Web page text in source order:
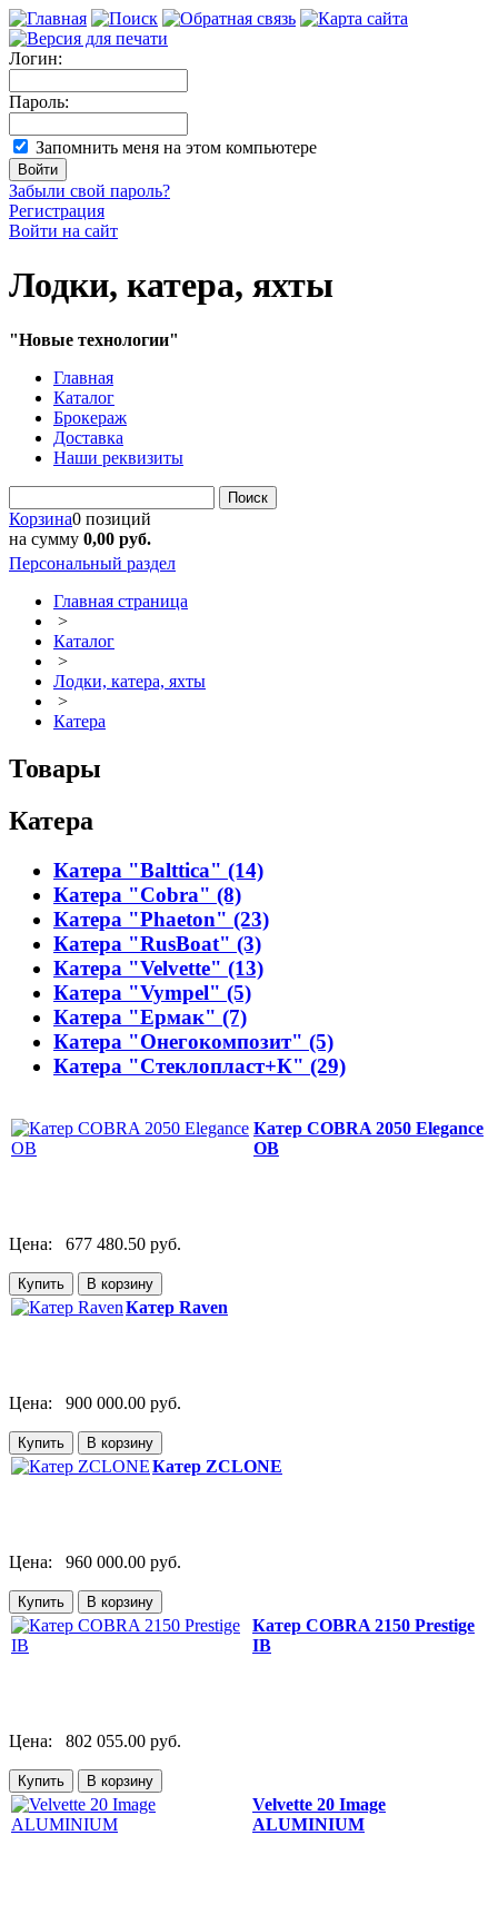
Логин:
Пароль:
Запомнить меня на этом компьютере
Забыли свой пароль?
Регистрация
Войти на сайт
Лодки, катера, яхты
"Новые технологии"
Главная
Каталог
Брокераж
Доставка
Наши реквизиты
Поиск
Корзина0 позиций
на сумму 0,00 руб.
Персональный раздел
Главная страница
>
Каталог
>
Лодки, катера, яхты
>
Катера
Товары
Катера
Катера "Balttica" (14)
Катера "Cobra" (8)
Катера "Phaeton" (23)
Катера "RusBoat" (3)
Катера "Velvette" (13)
Катера "Vympel" (5)
Катера "Ермак" (7)
Катера "Онегокомпозит" (5)
Катера "Стеклопласт+К" (29)
Катер COBRA 2050 Elegance
OB
Цена: 677 480.50 руб.
Катер Raven
Цена: 900 000.00 руб.
Катер ZCLONE
Цена: 960 000.00 руб.
Катер СOBRA 2150 Prestige
IB
Цена: 802 055.00 руб.
Velvette 20 Image
ALUMINIUM